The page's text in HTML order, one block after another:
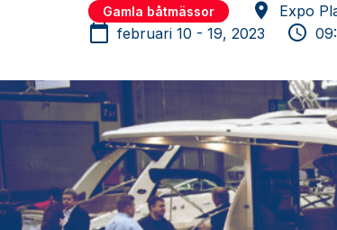
Gamla båtmässor
Expo
februari 10 - 19, 2023